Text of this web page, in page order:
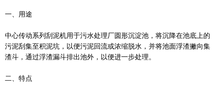
一、用途
中心传动系列刮泥机用于污水处理厂圆形沉淀池，将沉降在池底上的
污泥刮集至积泥坑，以便污泥回流或浓缩脱水，并将池面浮渣撇向集
渣斗，通过浮渣漏斗排出池外，以便进一步处理。
二、特点